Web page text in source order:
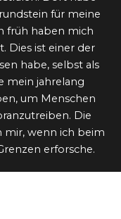
für meine
früh haben mich
Dies ist einer der
habe, selbst als
mein jahrelang
um Menschen
Die
mir, wenn ich beim
erforsche.